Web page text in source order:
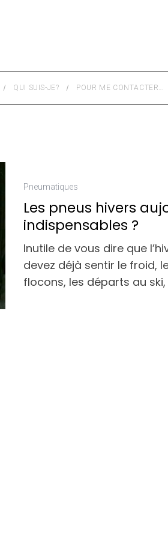
QUI SUIS-JE? POUR ME CONTACTER…
Pneumatiques
Les pneus hivers
indispensables ?
Inutile de vous dire que
devez déjà sentir le froid,
flocons, les départs au